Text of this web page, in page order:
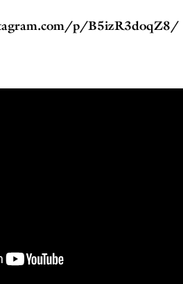
p/B5izR3doqZ8/